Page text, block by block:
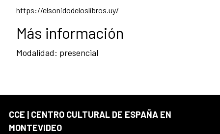
https://elsonidodeloslibros.uy/
Más información
Modalidad: presencial
CCE | CENTRO CULTURAL DE ESPAÑA EN
MONTEVIDEO